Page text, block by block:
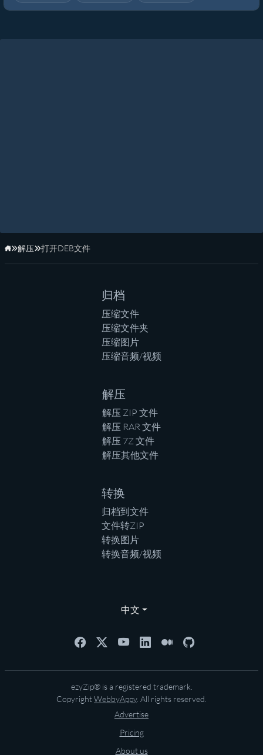
主页
解压 打开DEB文件
归档
压缩文件
压缩文件夹
压缩图片
压缩音频/视频
解压
解压 ZIP 文件
解压 RAR 文件
解压 7Z 文件
解压其他文件
转换
归档到文件
文件转ZIP
转换图片
转换音频/视频
中文
ezyZip® is a registered trademark.
CopyrightWebbyAppy. All rights reserved.
Advertise
Pricing
About us